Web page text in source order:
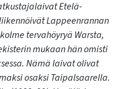
Etelä-
Lappeenrannan
tervahöyryä Warsta,
mukaan hän omisti
Nämä laivat olivat
osaksi Taipalsaarella.